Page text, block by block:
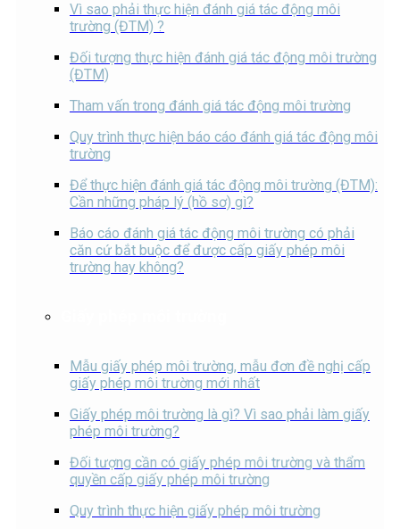
Vì sao phải thực hiện đánh giá tác động môi
trường (ĐTM) ?
Đối tượng thực hiện đánh giá tác động môi trường
(ĐTM)
Tham vấn trong đánh giá tác động môi trường
Quy trình thực hiện báo cáo đánh giá tác động môi
trường
Để thực hiện đánh giá tác động môi trường (ĐTM):
Cần những pháp lý (hồ sơ) gì?
Báo cáo đánh giá tác động môi trường có phải
căn cứ bắt buộc để được cấp giấy phép môi
trường hay không?
Mẫu giấy phép môi trường, mẫu đơn đề nghị cấp
giấy phép môi trường mới nhất
Giấy phép môi trường là gì? Vì sao phải làm giấy
phép môi trường?
Đối tượng cần có giấy phép môi trường và thẩm
quyền cấp giấy phép môi trường
Quy trình thực hiện giấy phép môi trường